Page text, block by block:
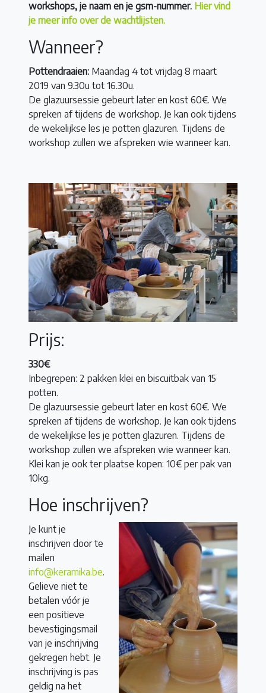
workshops, je naam en je gsm-nummer. Hier vind
je meer info over de wachtlijsten.
Wanneer?
Pottendraaien: Maandag 4 tot vrijdag 8 maart
2019 van 9.30u tot 16.30u.
De glazuursessie gebeurt later en kost 60€. We
spreken af tijdens de workshop. Je kan ook tijdens
de wekelijkse les je potten glazuren. Tijdens de
workshop zullen we afspreken wie wanneer kan.
Prijs:
330€
Inbegrepen: 2 pakken klei en biscuitbak van 15
potten.
De glazuursessie gebeurt later en kost 60€. We
spreken af tijdens de workshop. Je kan ook tijdens
de wekelijkse les je potten glazuren. Tijdens de
workshop zullen we afspreken wie wanneer kan.
Klei kan je ook ter plaatse kopen: 10€ per pak van
10kg.
Hoe inschrijven?
Je kunt je
inschrijven door te
mailen
info@keramika.be.
Gelieve niet te
betalen vóór je
een positieve
bevestigingsmail
van je inschrijving
gekregen hebt. Je
inschrijving is pas
geldig na het